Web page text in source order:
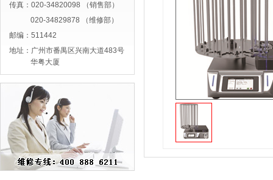
传真：020-34820098 （销售部）
020-34829878 （维修部）
邮编：511442
地址：广州市番禺区兴南大道483号
华粤大厦